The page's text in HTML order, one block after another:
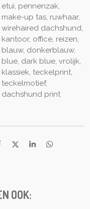
etui, pennenzak,
make-up tas, ruwhaar,
wirehaired dachshund,
kantoor, office, reizen,
blauw, donkerblauw,
blue, dark blue, vrolijk,
klassiek, teckelprint,
teckelmotief,
dachshund print
S
S
S
OOK: